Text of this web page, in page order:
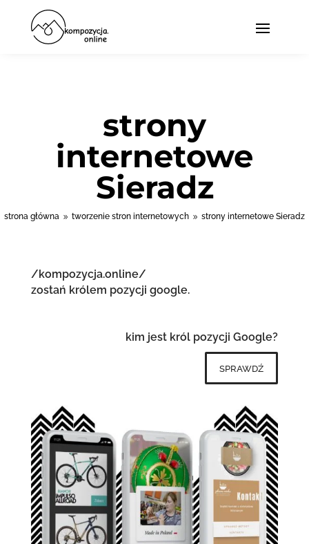
strony
internetowe
Sieradz
strona główna 9 tworzenie stron internetowych 9 strony internetowe Sieradz
/kompozycja.online/
zostań królem pozycji google.
kim jest król pozycji Google?
sprawdź